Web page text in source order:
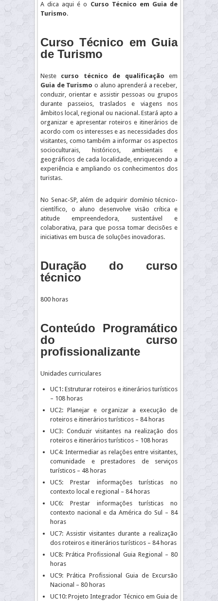
A dica aqui é o Curso Técnico em Guia de
Turismo.
Curso Técnico em Guia
de Turismo
Neste curso técnico de qualificação em
Guia de Turismo o aluno aprenderá a receber,
conduzir, orientar e assistir pessoas ou grupos
durante passeios, traslados e viagens nos
âmbitos local, regional ou nacional. Estará apto a
organizar e apresentar roteiros e itinerários de
acordo com os interesses e as necessidades dos
visitantes, como também a informar os aspectos
socioculturais, históricos, ambientais e
geográficos de cada localidade, enriquecendo a
experiência e ampliando os conhecimentos dos
turistas.
No Senac-SP, além de adquirir domínio técnico-
científico, o aluno desenvolve visão crítica e
atitude empreendedora, sustentável e
colaborativa, para que possa tomar decisões e
iniciativas em busca de soluções inovadoras.
Duração do curso
técnico
800 horas
Conteúdo Programático
do curso
profissionalizante
Unidades curriculares
UC1: Estruturar roteiros e itinerários turísticos
– 108 horas
UC2: Planejar e organizar a execução de
roteiros e itinerários turísticos – 84 horas
UC3: Conduzir visitantes na realização dos
roteiros e itinerários turísticos – 108 horas
UC4: Intermediar as relações entre visitantes,
comunidade e prestadores de serviços
turísticos – 48 horas
UC5: Prestar informações turísticas no
contexto local e regional – 84 horas
UC6: Prestar informações turísticas no
contexto nacional e da América do Sul – 84
horas
UC7: Assistir visitantes durante a realização
dos roteiros e itinerários turísticos – 84 horas
UC8: Prática Profissional Guia Regional – 80
horas
UC9: Prática Profissional Guia de Excursão
Nacional – 80 horas
UC10: Projeto Integrador Técnico em Guia de